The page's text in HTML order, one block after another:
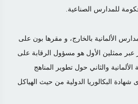
للمدارس الصناعية.
الألمانية بالخارج، و مقرها بون على
عبر ممثلين الأول هو مسؤول الرقابة على
الألمانية والثاني حول تطوير المناهج
البكالوريا الدولية من حيث الهياكل